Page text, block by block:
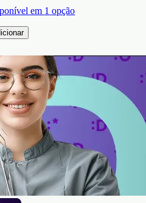
em 1 opção